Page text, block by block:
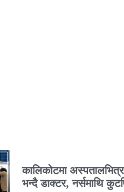
कालिकोटमा
भन्दै डाक्टर, नर्समाथि